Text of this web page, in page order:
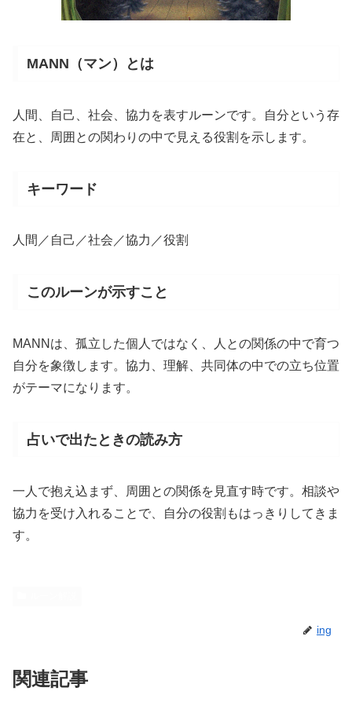
MANN（マン）とは
人間、自己、社会、協力を表すルーンです。自分という存
在と、周囲との関わりの中で見える役割を示します。
キーワード
人間／自己／社会／協力／役割
このルーンが示すこと
MANNは、孤立した個人ではなく、人との関係の中で育つ
自分を象徴します。協力、理解、共同体の中での立ち位置
がテーマになります。
占いで出たときの読み方
一人で抱え込まず、周囲との関係を見直す時です。相談や
協力を受け入れることで、自分の役割もはっきりしてきま
す。
ing
関連記事